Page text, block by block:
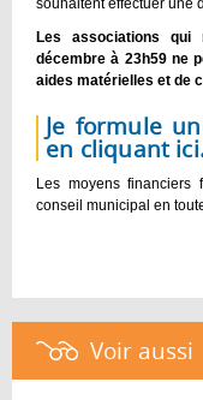
Les associations
décembre à 23h59 ne
aides matérielles et de
Je formule
en cliquant
Les moyens financiers
conseil municipal en
Voir aussi :